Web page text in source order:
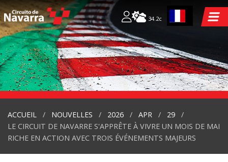
34.2c
ACCUEIL NOUVELLES 2026 APR
29
LE CIRCUIT DE NAVARRE S'APPRÊTE À VIVRE UN MOIS DE MAI
RICHE EN ACTION AVEC TROIS ÉVÉNEMENTS MAJEURS